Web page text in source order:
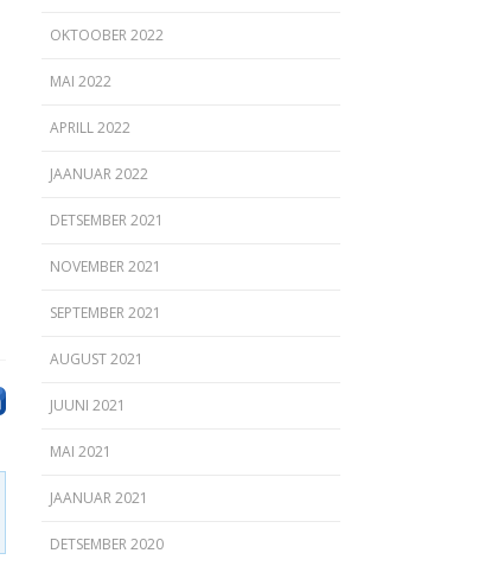
OKTOOBER 2022
MAI 2022
APRILL 2022
JAANUAR 2022
DETSEMBER 2021
NOVEMBER 2021
SEPTEMBER 2021
AUGUST 2021
JUUNI 2021
MAI 2021
JAANUAR 2021
DETSEMBER 2020